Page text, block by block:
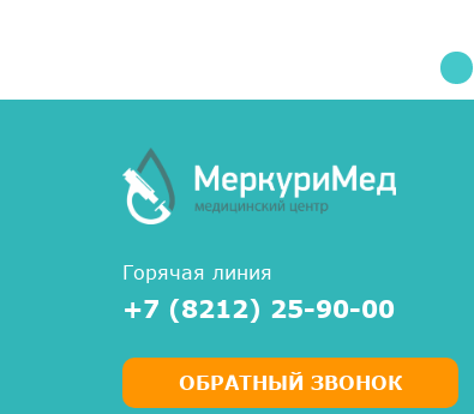
Горячая линия
+7 (8212) 25-90-00
ОБРАТНЫЙ ЗВОНОК